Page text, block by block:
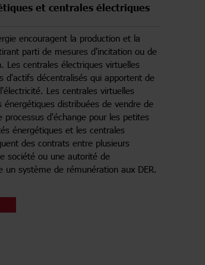
et centrales électriques
encouragent la production et la
parti de mesures d'incitation ou de
Les centrales électriques virtuelles
d'actifs décentralisés qui apportent de
Les centrales virtuelles
distribuées de vendre de
processus d'échange pour les petites
énergétiques et les centrales
des contrats entre plusieurs
société ou une autorité de
système de rémunération aux DER.